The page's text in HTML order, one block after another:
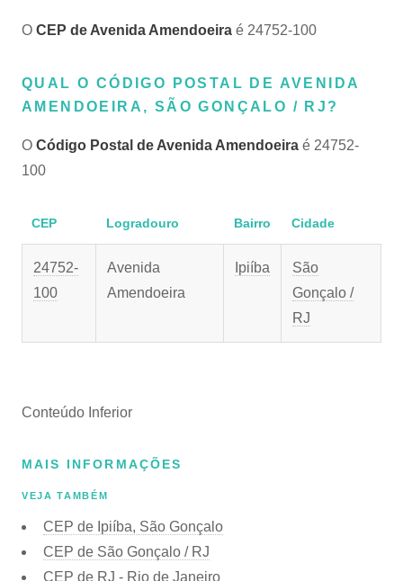
O CEP de Avenida Amendoeira é 24752-100
QUAL O CÓDIGO POSTAL DE AVENIDA
AMENDOEIRA, SÃO GONÇALO / RJ?
O Código Postal de Avenida Amendoeira é 24752-
100
CEP Logradouro Bairro Cidade
24752-
100
Avenida
Amendoeira
Ipiíba
São
Gonçalo /
RJ
Conteúdo Inferior
MAIS INFORMAÇÕES
VEJA TAMBÉM
CEP de Ipiíba, São Gonçalo
CEP de São Gonçalo / RJ
CEP de RJ - Rio de Janeiro